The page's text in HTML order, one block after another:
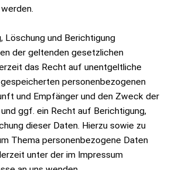
Löschung und Berichtigung
der geltenden gesetzlichen
das Recht auf unentgeltliche
personenbezogenen
und Empfänger und den Zweck der
ggf. ein Recht auf Berichtigung,
dieser Daten. Hierzu sowie zu
Thema personenbezogene Daten
unter der im Impressum